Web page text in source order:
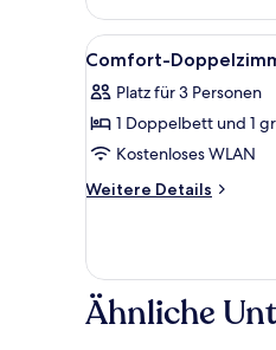
Doppelzimmer
(Klein)
Alle
Fotos
für
Comfort-
Doppelzimmer
anzeigen
6
Comfort-
Platz für 3 Personen
1 Doppelbett und 1
Kostenloses WLAN
Weitere Details
Weitere
Doppelzimmer
Ähnliche